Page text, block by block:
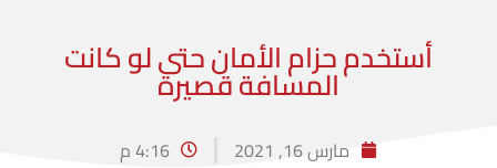
أستخدم حزام الأمان حتى لو كانت
المسافة قصيرة
مارس 16, 2021 4:16 م